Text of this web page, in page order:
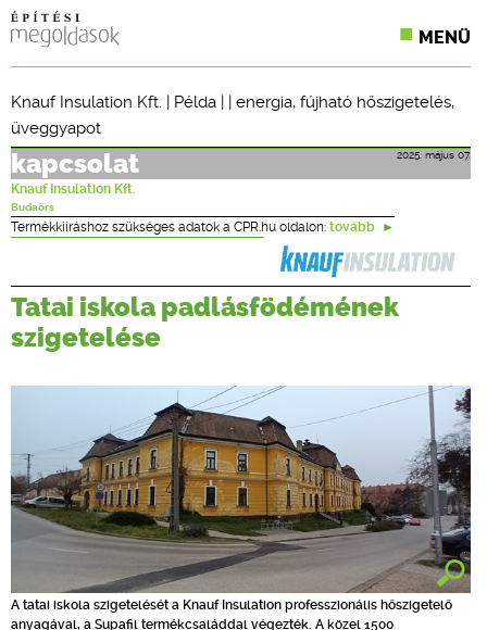
MENÜ
CPR TERMÉKKIÍRÁS
ÉPÍTÉSI JOG
ONLINE KÉPZÉSEK
TERVEZÉSI SEGÉDLETEK
Knauf Insulation Kft. | Példa | | energia, fújható hőszigetelés,
üveggyapot
2025. május 07.
kapcsolat
Knauf Insulation Kft.
Budaörs
Termékkiíráshoz szükséges adatok a CPR.hu oldalon: tovább
Tatai iskola padlásfödémének
szigetelése
A tatai iskola szigetelését a Knauf Insulation professzionális hőszigetelő
anyagával, a Supafil termékcsaláddal végezték. A közel 1500